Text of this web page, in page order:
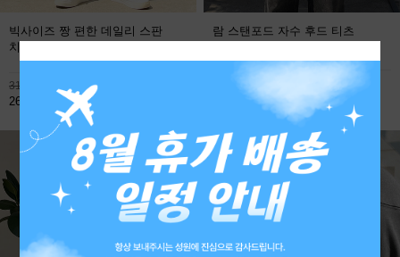
빅사이즈 짱 편한 데일리 스판
치노팬츠
31,900원
26,800원
람 스탠포드 자수 후드 티츠
59,800원